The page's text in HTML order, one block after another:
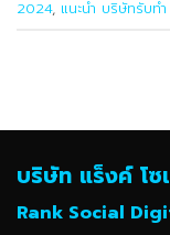
2024, แนะนำ บริษัทรับท
บริษัท แร็งค์ โ
Rank Social